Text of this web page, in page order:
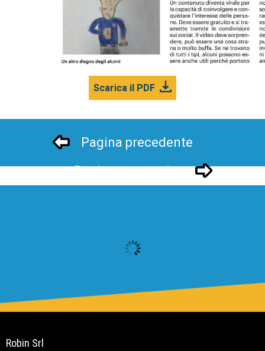
Scarica il PDF
Pagina precedente
Pagina successivo
Robin Srl